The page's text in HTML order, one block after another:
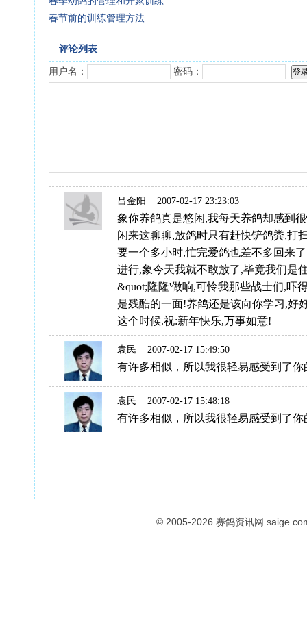
春节前的训练管理方法
评论列表
用户名： 密码：
吕金阳 2007-02-17 23:23:03
象你养鸽真是悠闲,我每天养鸽却感到
闲来这聊聊,放鸽时只有赶快铲鸽粪,打
要一个多小时,忙完爱鸽也差不多回来
进行,象今天我就不敢放了,毕竟我们是
&quot;隆隆'做响,可怜我那些战士们,吓
是残酷的一面!养鸽还是该向你学习,好
这个时候.祝:新年快乐,万事如意!
袁民 2007-02-17 15:49:50
有许多相似，所以我很轻易感受到了
袁民 2007-02-17 15:48:18
有许多相似，所以我很轻易感受到了
© 2005-2026 赛鸽资讯网